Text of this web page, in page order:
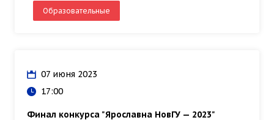
Образовательные
07 июня 2023
17:00
Финал конкурса "Ярославна НовГУ — 2023"